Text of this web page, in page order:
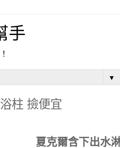
手
▼
柱 撿便宜
夏克爾含下出水